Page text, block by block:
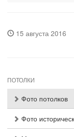
15 августа 2016
ПОТОЛКИ
Фото потолков
Фото